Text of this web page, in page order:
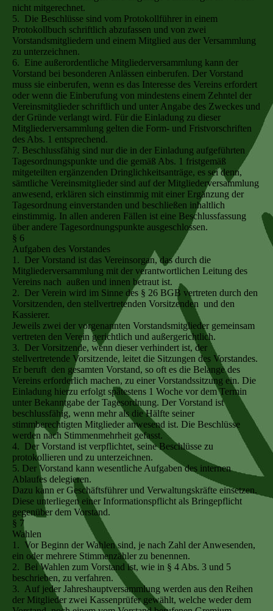
nicht mitgerechnet.
5. Die Beschlüsse sind vom Protokollführer in einem
Protokollbuch schriftlich abzufassen und von zwei
Vorstandsmitgliedern und einem Mitglied aus der Versammlung
zu unterzeichnen.
6. Eine außerordentliche Mitgliederversammlung kann der
Vorstand bei besonderen Anlässen einberufen. Der Vorstand
muss sie einberufen, wenn es das Interesse des Vereins erfordert
oder wenn die Einberufung von mindestens einem Zehntel der
Vereinsmitglieder schriftlich und unter Angabe des Zweckes und
der Gründe verlangt wird. Für die Einladung zu dieser
Mitgliederversammlung gelten die Form- und Fristvorschriften
des Abs. 1 entsprechend.
7. Beschlussfähig sind nur die in der Einladung aufgeführten
Tagesordnungspunkte und die gemäß Abs. 1 fristgemäß
mitgeteilten ergänzenden Dringlichkeitsanträge, es sei denn,
sämtliche Vereinsmitglieder sind auf der Mitgliederversammlung
anwesend, erklären sich einstimmig mit einer Ergänzung der
Tagesordnung einverstanden und beschließen inhaltlich
einstimmig. In allen anderen Fällen ist eine Beschlussfassung
über andere Tagesordnungspunkte ausgeschlossen.
§ 6
Aufgaben des Vorstandes
1. Der Vorstand ist das Vereinsorgan, das durch die
Mitgliederversammlung mit der verantwortlichen Leitung des
Vereins nach außen und innen betraut ist.
2. Der Verein wird im Sinne des § 26 BGB vertreten durch den
Vorsitzenden, den stellvertretenden Vorsitzenden und den
Kassierer.
Jeweils zwei der vorgenannten Vorstandsmitglieder gemeinsam
vertreten den Verein gerichtlich und außergerichtlich.
3. Der Vorsitzende, wenn dieser verhindert ist, der
stellvertretende Vorsitzende, leitet die Sitzungen des Vorstandes.
Er beruft den gesamten Vorstand, so oft es die Belange des
Vereins erforderlich machen, zu einer Vorstandssitzung ein. Die
Einladung hierzu erfolgt spätestens 1 Woche vor dem Termin
unter Bekanntgabe der Tagesordnung. Der Vorstand ist
beschlussfähig, wenn mehr als die Hälfte seiner
stimmberechtigten Mitglieder anwesend ist. Die Beschlüsse
werden nach Stimmenmehrheit gefasst.
4. Der Vorstand ist verpflichtet, seine Beschlüsse zu
protokollieren und zu unterzeichnen.
5. Der Vorstand kann wesentliche Aufgaben des internen
Ablaufes delegieren.
Dazu kann er Geschäftsführer und Verwaltungskräfte einsetzen.
Diese unterliegen einer Informationspflicht als Bringepflicht
gegenüber dem Vorstand.
§ 7
Wahlen
1. Vor Beginn der Wahlen sind, je nach Zahl der Anwesenden,
ein oder mehrere Stimmenzähler zu benennen.
2. Bei Wahlen zum Vorstand ist, wie in § 4 Abs. 3 und 5
beschrieben, zu verfahren.
3. Auf jeder Jahreshauptversammlung werden aus den Reihen
der Mitglieder zwei Kassenprüfer gewählt, welche weder dem